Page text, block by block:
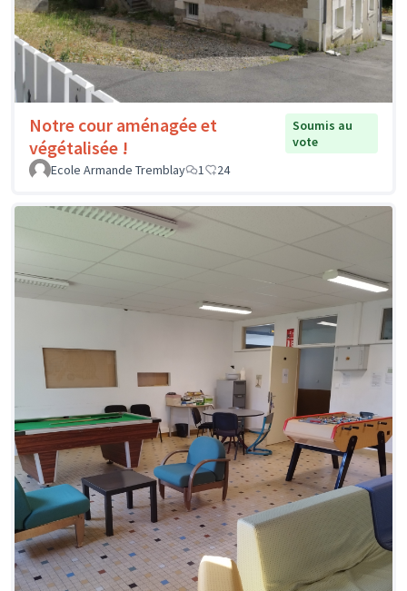
Notre cour aménagée et
végétalisée !
Soumis au
vote
Ecole Armande Tremblay
1 24